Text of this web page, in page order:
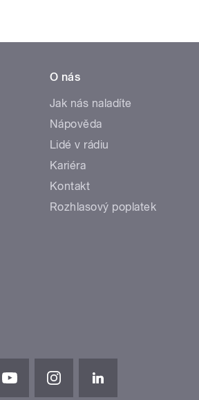
O nás
Jak nás naladíte
Nápověda
Lidé v rádiu
Kariéra
Kontakt
Rozhlasový poplatek